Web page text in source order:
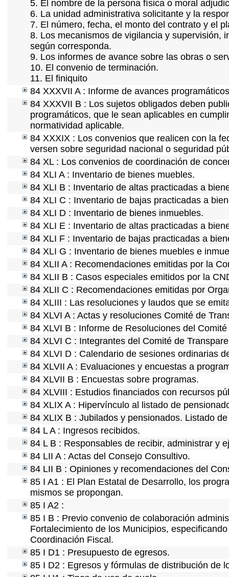
5. El nombre de la persona física o moral
6. La unidad administrativa solicitante y la
7. El número, fecha, el monto del contrato y el
8. Los mecanismos de vigilancia y supervisión,
según corresponda.
9. Los informes de avance sobre las obras o
10. El convenio de terminación.
11. El finiquito
84 XXXVII A : Informe de avances
84 XXXVII B : Los sujetos obligados deben
programáticos, que le sean aplicables en
normatividad aplicable.
84 XXXIX : Los convenios que realicen con la
versen sobre seguridad nacional o seguridad
84 XL : Los convenios de coordinación de
84 XLI A : Inventario de bienes muebles.
84 XLI B : Inventario de altas practicadas a
84 XLI C : Inventario de bajas practicadas a
84 XLI D : Inventario de bienes inmuebles.
84 XLI E : Inventario de altas practicadas a
84 XLI F : Inventario de bajas practicadas a
84 XLI G : Inventario de bienes muebles e
84 XLII A : Recomendaciones emitidas por la
84 XLII B : Casos especiales emitidos por la
84 XLII C : Recomendaciones emitidas por
84 XLIII : Las resoluciones y laudos que se
84 XLVI A : Actas y resoluciones Comité de
84 XLVI B : Informe de Resoluciones del
84 XLVI C : Integrantes del Comité de
84 XLVI D : Calendario de sesiones ordinarias
84 XLVII A : Evaluaciones y encuestas a
84 XLVII B : Encuestas sobre programas.
84 XLVIII : Estudios financiados con recursos
84 XLIX A : Hipervínculo al listado de
84 XLIX B : Jubilados y pensionados. Listado
84 L A : Ingresos recibidos.
84 L B : Responsables de recibir, administrar y
84 LII A : Actas del Consejo Consultivo.
84 LII B : Opiniones y recomendaciones del
85 I A1 : El Plan Estatal de Desarrollo, los
mismos se propongan.
85 I A2 :
85 I B : Previo convenio de colaboración
Fortalecimiento de los Municipios,
Coordinación Fiscal.
85 I D1 : Presupuesto de egresos.
85 I D2 : Egresos y fórmulas de distribución de